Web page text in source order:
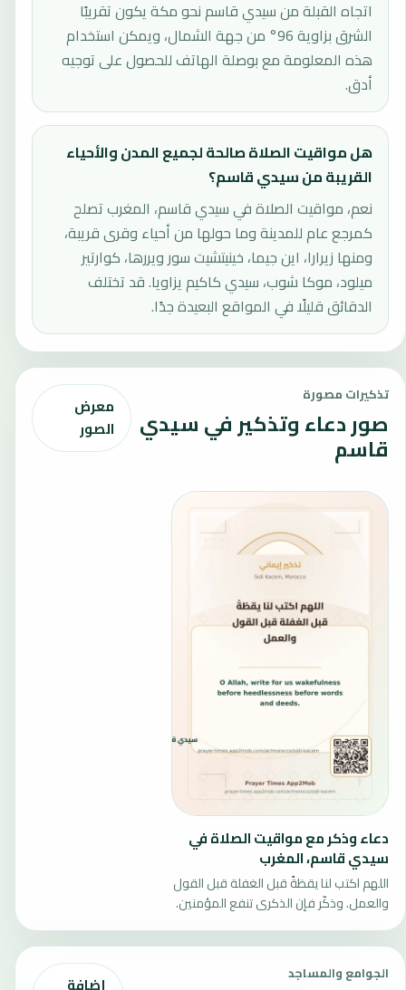
اتجاه القبلة من سيدي قاسم نحو مكة يكون تقريبًا
الشرق بزاوية 96° من جهة الشمال، ويمكن استخدام
هذه المعلومة مع بوصلة الهاتف للحصول على توجيه
أدق.
هل مواقيت الصلاة صالحة لجميع المدن والأحياء
القريبة من سيدي قاسم؟
نعم، مواقيت الصلاة في سيدي قاسم، المغرب تصلح
كمرجع عام للمدينة وما حولها من أحياء وقرى قريبة،
ومنها زيرارا، اين جيما، خينيتشيت سور ويررها، كوارتير
ميلود، موكا شوب، سيدي كاكيم يزاويا. قد تختلف
الدقائق قليلًا في المواقع البعيدة جدًا.
تذكيرات مصورة
صور دعاء وتذكير في سيدي
قاسم
معرض
الصور
دعاء وذكر مع مواقيت الصلاة في
سيدي قاسم، المغرب
اللهم اكتب لنا يقظةً قبل الغفلة قبل القول
والعمل. وذكّر فإن الذكرى تنفع المؤمنين.
الجوامع والمساجد